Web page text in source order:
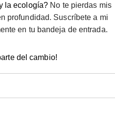
la ecología? No te pierdas mis
profundidad. Suscríbete a mi
en tu bandeja de entrada.
del cambio!